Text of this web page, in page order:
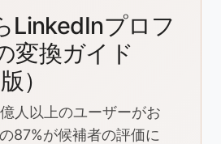
LinkedInプロフ
変換ガイド
）
人以上のユーザーがお
87%が候補者の評価に